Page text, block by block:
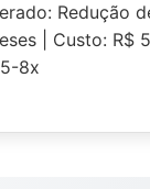
Redução
| Custo: R$
8x